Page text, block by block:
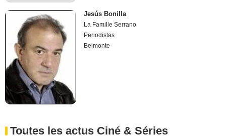
Jesús Bonilla
La Famille Serrano
Periodistas
Belmonte
Toutes les actus Ciné & Séries